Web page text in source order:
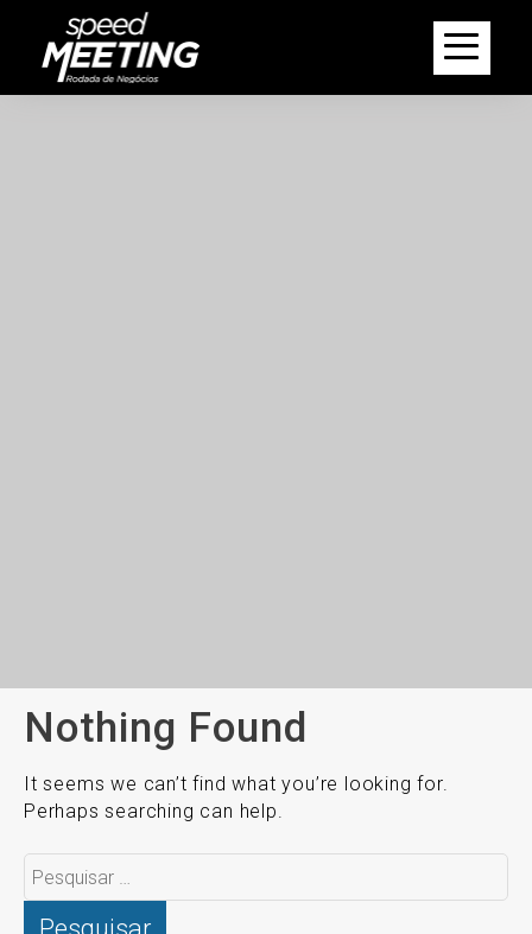
Nothing Found
It seems we can’t find what you’re looking for.
Perhaps searching can help.
Pesquisar
por: